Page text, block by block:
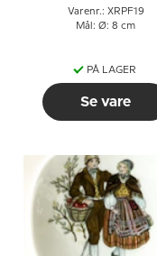
Varenr.: XRPF19
Mål: Ø: 8 cm
PÅ LAGER
Se vare